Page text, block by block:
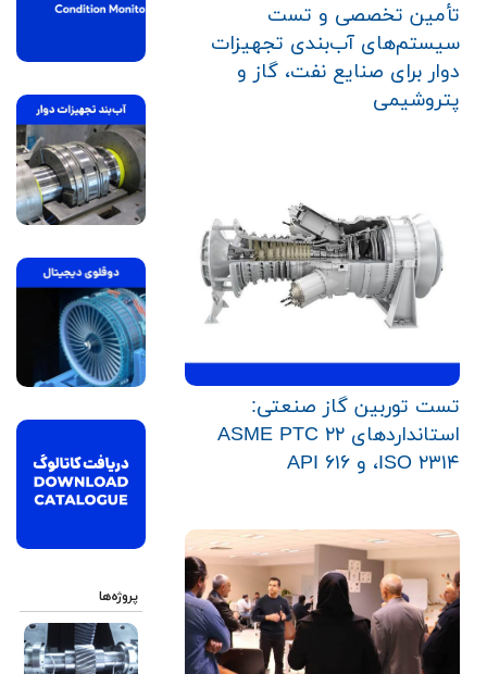
تأمین تخصصی و تست
سیستم‌های آب‌بندی تجهیزات
دوار برای صنایع نفت، گاز و
پتروشیمی
تست توربین گاز صنعتی:
استانداردهای ASME PTC ۲۲
،ISO ۲۳۱۴ و API ۶۱۶
پروژه‌ها